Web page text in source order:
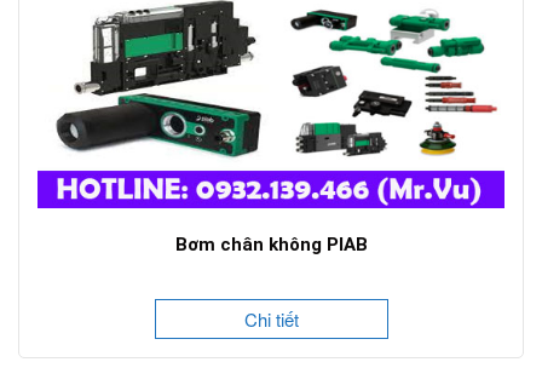
Bơm chân không PIAB
Chi tiết